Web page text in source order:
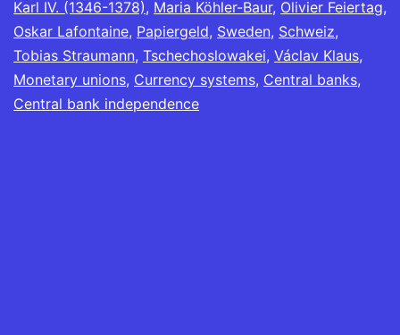
Karl IV. (1346-1378), Maria Köhler-Baur, Olivier Feiertag,
Oskar Lafontaine, Papiergeld, Sweden, Schweiz,
Tobias Straumann, Tschechoslowakei, Václav Klaus,
Monetary unions, Currency systems, Central banks,
Central bank independence